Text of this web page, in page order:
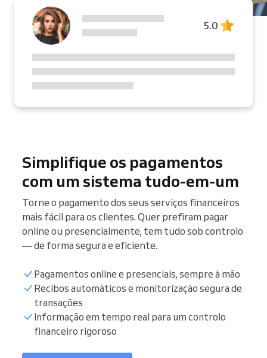
5.0
Simplifique os pagamentos
com um sistema tudo-em-um
Torne o pagamento dos seus serviços financeiros
mais fácil para os clientes. Quer prefiram pagar
online ou presencialmente, tem tudo sob controlo
— de forma segura e eficiente.
Pagamentos online e presenciais, sempre à mão
Recibos automáticos e monitorização segura de
transações
Informação em tempo real para um controlo
financeiro rigoroso